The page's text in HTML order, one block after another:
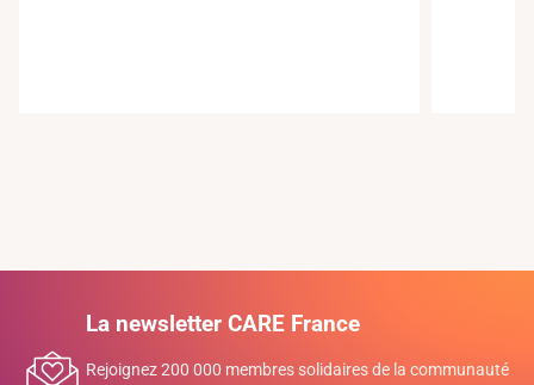
La newsletter CARE France
Rejoignez 200 000 membres solidaires de la communauté